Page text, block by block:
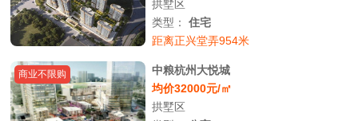
拱墅区
类型：住宅
距离正兴堂弄954米
商业不限购
中粮杭州大悦城
均价32000元/㎡
拱墅区